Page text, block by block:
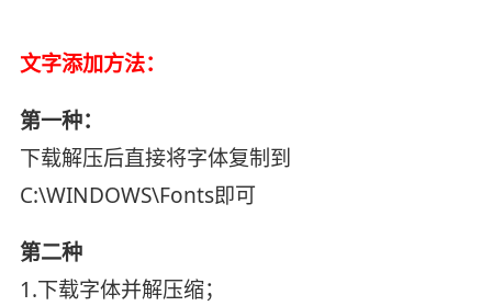
文字添加方法：
第一种：
下载解压后直接将字体复制到
C:\WINDOWS\Fonts即可
第二种
1.下载字体并解压缩；